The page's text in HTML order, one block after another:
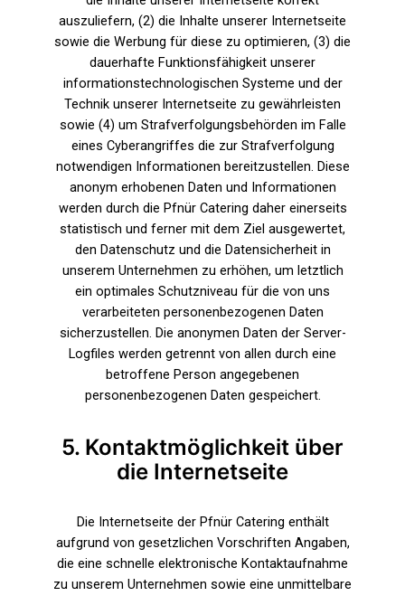
auszuliefern, (2) die Inhalte unserer Internetseite
sowie die Werbung für diese zu optimieren, (3) die
dauerhafte Funktionsfähigkeit unserer
informationstechnologischen Systeme und der
Technik unserer Internetseite zu gewährleisten
sowie (4) um Strafverfolgungsbehörden im Falle
eines Cyberangriffes die zur Strafverfolgung
notwendigen Informationen bereitzustellen. Diese
anonym erhobenen Daten und Informationen
werden durch die Pfnür Catering daher einerseits
statistisch und ferner mit dem Ziel ausgewertet,
den Datenschutz und die Datensicherheit in
unserem Unternehmen zu erhöhen, um letztlich
ein optimales Schutzniveau für die von uns
verarbeiteten personenbezogenen Daten
sicherzustellen. Die anonymen Daten der Server-
Logfiles werden getrennt von allen durch eine
betroffene Person angegebenen
personenbezogenen Daten gespeichert.
5. Kontaktmöglichkeit über
die Internetseite
Die Internetseite der Pfnür Catering enthält
aufgrund von gesetzlichen Vorschriften Angaben,
die eine schnelle elektronische Kontaktaufnahme
zu unserem Unternehmen sowie eine unmittelbare